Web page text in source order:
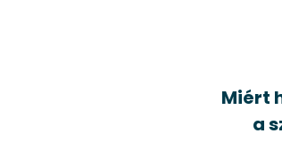
Miért
a